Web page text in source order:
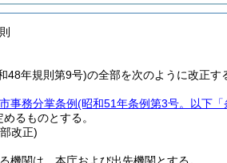
48年規則第9号)の全部を次のように改正す
事務分掌条例(昭和51年条例第3号。以下「
るものとする。
改正)